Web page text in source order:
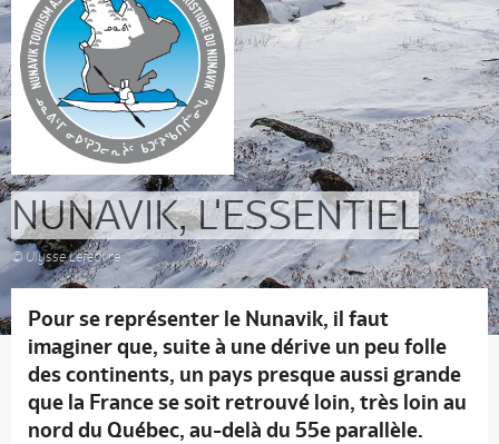
NUNAVIK, L'ESSENTIEL
© Ulysse Lefebvre
Pour se représenter le Nunavik, il faut
imaginer que, suite à une dérive un peu folle
des continents, un pays presque aussi grande
que la France se soit retrouvé loin, très loin au
nord du Québec, au-delà du 55e parallèle.